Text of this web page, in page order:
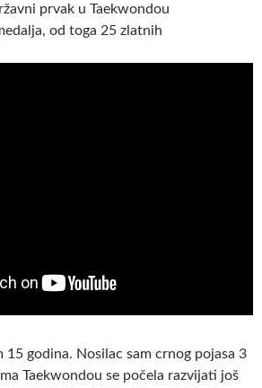
prvak u Taekwondou
od toga 25 zlatnih
15 godina. Nosilac sam crnog pojasa 3
Taekwondou se počela razvijati još